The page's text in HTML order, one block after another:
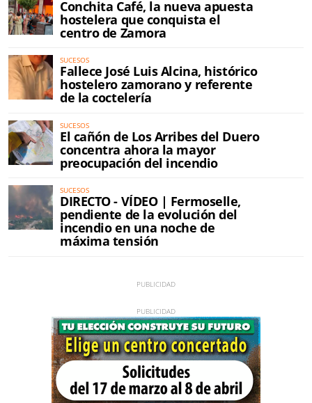
Conchita Café, la nueva apuesta
hostelera que conquista el
centro de Zamora
SUCESOS
Fallece José Luis Alcina, histórico
hostelero zamorano y referente
de la coctelería
SUCESOS
El cañón de Los Arribes del Duero
concentra ahora la mayor
preocupación del incendio
SUCESOS
DIRECTO - VÍDEO | Fermoselle,
pendiente de la evolución del
incendio en una noche de
máxima tensión